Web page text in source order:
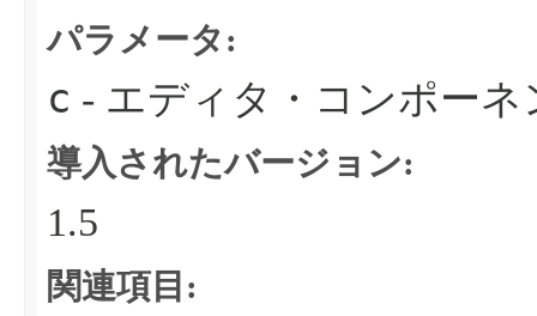
パラメータ:
c - エディタ・コンポーネ
導入されたバージョン:
1.5
関連項目: